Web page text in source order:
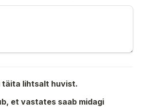
täita lihtsalt huvist.
et vastates saab midagi